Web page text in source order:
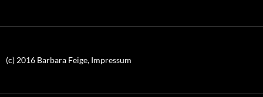
(c) 2016 Barbara Feige, Impressum